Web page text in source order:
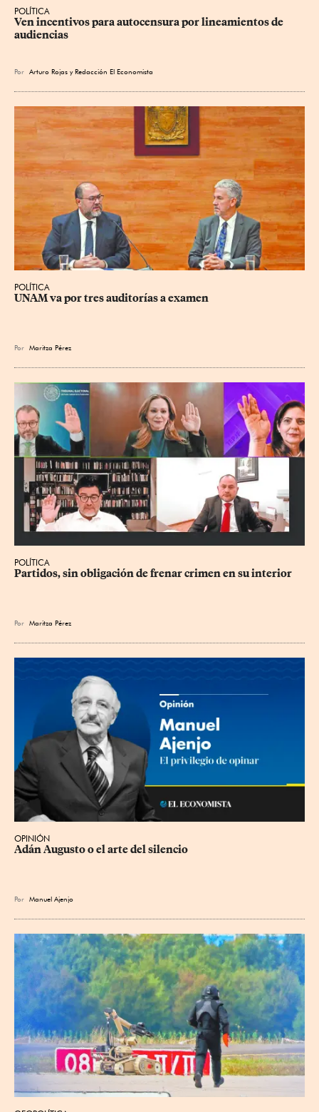
POLÍTICA
Ven incentivos para autocensura por lineamientos de
audiencias
Por Arturo Rojas yRedacción El Economista
POLÍTICA
UNAM va por tres auditorías a examen
Por Maritza Pérez
POLÍTICA
Partidos, sin obligación de frenar crimen en su interior
Por Maritza Pérez
OPINIÓN
Adán Augusto o el arte del silencio
Por Manuel Ajenjo